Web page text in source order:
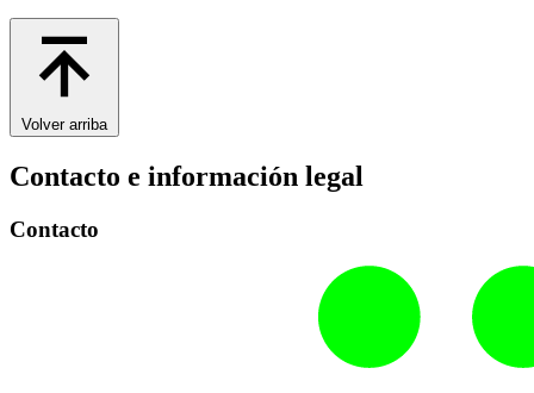
Volver arriba
Contacto e información legal
Contacto